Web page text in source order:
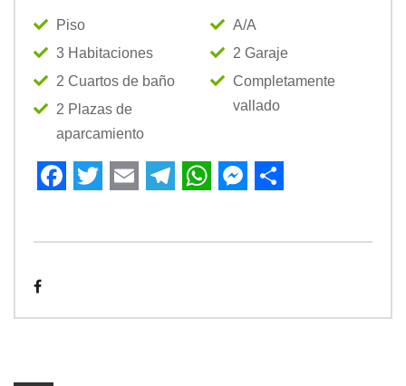
Piso
3 Habitaciones
2 Cuartos de baño
2 Plazas de
aparcamiento
A/A
2 Garaje
Completamente
vallado